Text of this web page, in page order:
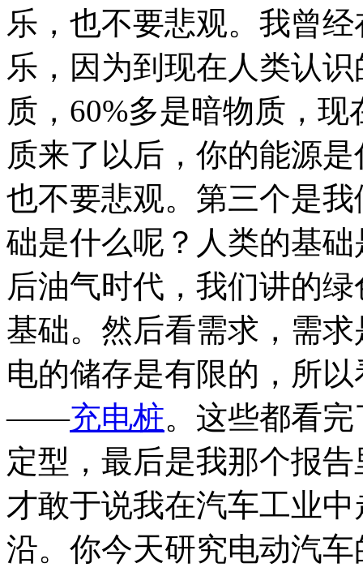
乐，也不要悲观。我曾
乐，因为到现在人类认
质，60%多是暗物质，
质来了以后，你的能源
也不要悲观。第三个是
础是什么呢？人类的基
后油气时代，我们讲的
基础。然后看需求，需
电的储存是有限的，所
——充电桩。这些都看
定型，最后是我那个报
才敢于说我在汽车工业
沿。你今天研究电动汽